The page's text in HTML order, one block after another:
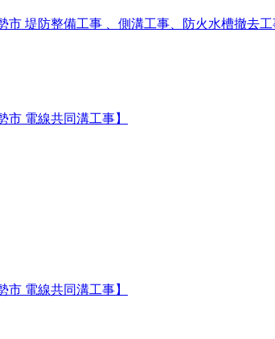
市 堤防整備工事 、側溝工事、防火水槽撤去
市 電線共同溝工事】
市 電線共同溝工事】